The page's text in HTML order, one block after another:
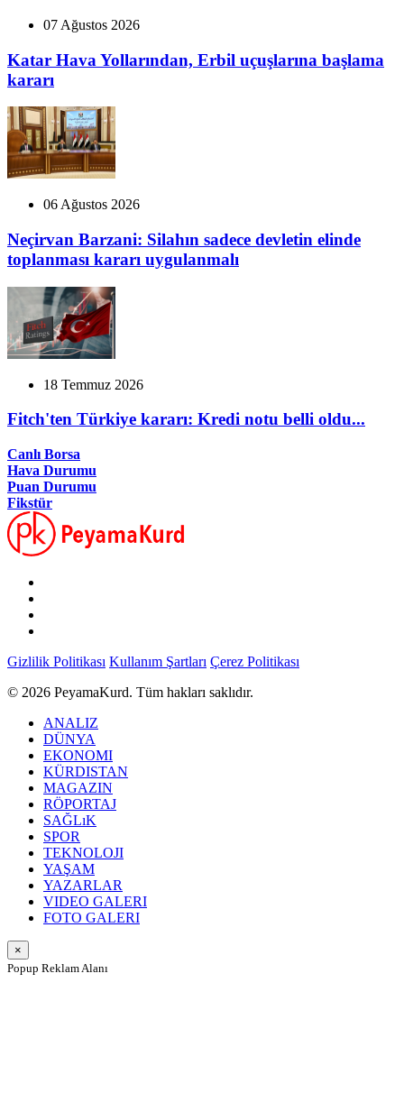
07 Ağustos 2026
Katar Hava Yollarından, Erbil uçuşlarına başlama
kararı
06 Ağustos 2026
Neçirvan Barzani: Silahın sadece devletin elinde
toplanması kararı uygulanmalı
18 Temmuz 2026
Fitch'ten Türkiye kararı: Kredi notu belli oldu...
Canlı Borsa
Hava Durumu
Puan Durumu
Fikstür
Gizlilik Politikası Kullanım Şartları Çerez Politikası
© 2026 PeyamaKurd. Tüm hakları saklıdır.
ANALIZ
DÜNYA
EKONOMI
KÜRDISTAN
MAGAZIN
RÖPORTAJ
SAĞLıK
SPOR
TEKNOLOJI
YAŞAM
YAZARLAR
VIDEO GALERI
FOTO GALERI
×
Popup Reklam Alanı